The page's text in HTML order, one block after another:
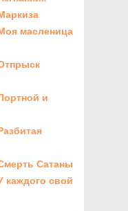
масленица
и
Сатаны
каждого свой